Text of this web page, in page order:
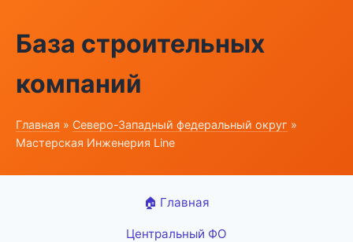
База строительных
компаний
Главная » Северо-Западный федеральный округ »
Мастерская Инженерия Line
🏠 Главная
Центральный ФО